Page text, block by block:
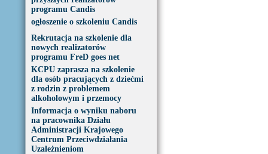
programu Candis
ogłoszenie o szkoleniu Candis
Rekrutacja na szkolenie dla
nowych realizatorów
programu FreD goes net
KCPU zaprasza na szkolenie
dla osób pracujących z dziećmi
z rodzin z problemem
alkoholowym i przemocy
Informacja o wyniku naboru
na pracownika Działu
Administracji Krajowego
Centrum Przeciwdziałania
Uzależnieniom